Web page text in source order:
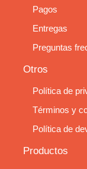
Pagos
Entregas
Preguntas
Otros
Política de
Términos y
Política de
Productos